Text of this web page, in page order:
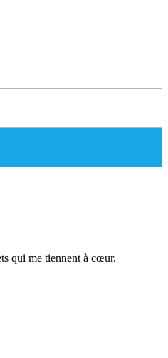
qui me tiennent à cœur.